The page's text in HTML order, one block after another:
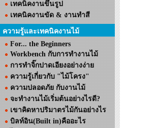
เทคนิคงานขึ้นรูป
เทคนิคงานขัด & งานทำสี
ความรู้และเทคนิคงานไม้
For... the Beginners
Workbench กับการทำงานไม้
การทำจิ๊กปาดเอียงอย่างง่าย
ความรู้เกี่ยวกับ "ไม้โครง"
ความปลอดภัย กับงานไม้
จะทำงานไม้เริ่มต้นอย่างไรดี?
เขาคิดหาปริมาตรไม้กันอย่างไร
บิลท์อิน(Built in)คืออะไร